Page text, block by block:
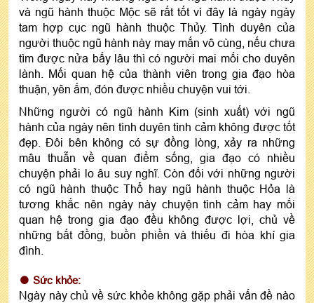
và ngũ hành thuộc Mộc sẽ rất tốt vì đây là ngày ngày
tam hợp cục ngũ hành thuộc Thủy. Tình duyên của
người thuộc ngũ hành này may mắn vô cùng, nếu chưa
tìm được nửa bấy lâu thì có người mai mối cho duyên
lành. Mối quan hệ của thành viên trong gia đạo hòa
thuận, yên ấm, đón được nhiều chuyện vui tới.
Những người có ngũ hành Kim (sinh xuất) với ngũ
hành của ngày nên tình duyên tình cảm không được tốt
đẹp. Đôi bên không có sự đồng lòng, xảy ra những
mâu thuẫn về quan điểm sống, gia đạo có nhiều
chuyện phải lo âu suy nghĩ. Còn đối với những người
có ngũ hành thuộc Thổ hay ngũ hành thuộc Hỏa là
tương khắc nên ngày này chuyện tình cảm hay mối
quan hệ trong gia đạo đều không được lợi, chủ về
những bất đồng, buồn phiền và thiếu đi hòa khí gia
đình.
Sức khỏe:
Ngày này chủ về sức khỏe không gặp phải vấn đề nào